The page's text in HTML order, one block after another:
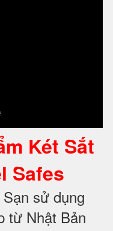
Két Sắt
Safes
sử dụng
từ Nhật Bản